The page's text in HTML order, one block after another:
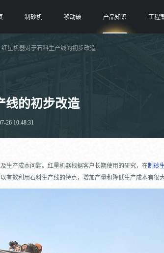
制砂机 移动破 产品知识 工程
红星机器对于石料生产线的初步改造
线的初步改造
26 10:48:31
生产成本问题。红星机器根据客户长期使用的研究，在制砂
有效利用石料生产线的特点，增加产量和降低生产成本有很大